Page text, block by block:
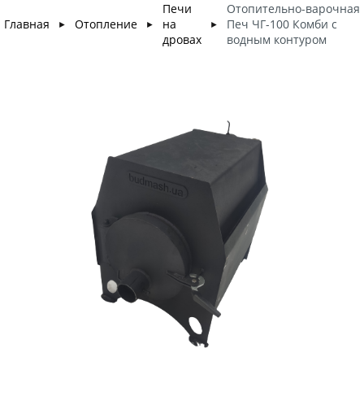
Главная ► Отопление ►
Печи
на
дровах
►
Отопительно-варочная
Печ ЧГ-100 Комби с
водным контуром